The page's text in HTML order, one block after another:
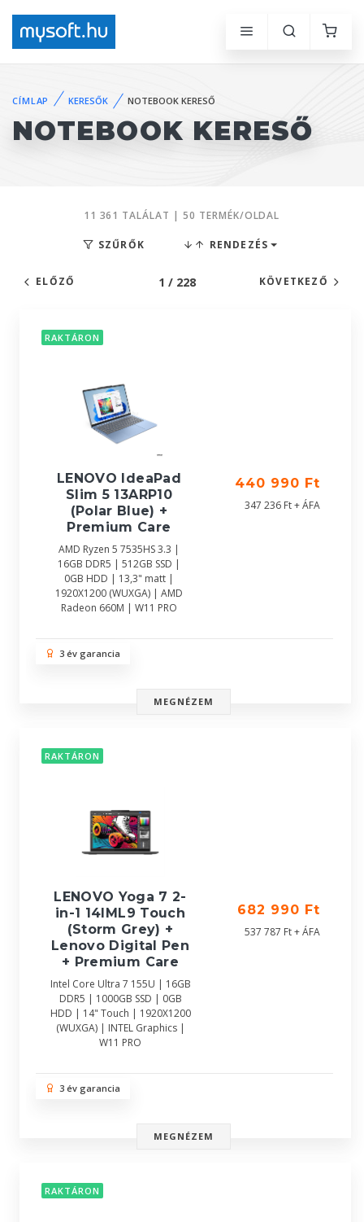
CÍMLAP KERESŐK NOTEBOOK KERESŐ
NOTEBOOK KERESŐ
11 361 TALÁLAT | 50 TERMÉK/OLDAL
SZŰRŐK RENDEZÉS
ELŐZŐ 1 / 228 KÖVETKEZŐ
RAKTÁRON
LENOVO IdeaPad
Slim 5 13ARP10
(Polar Blue) +
Premium Care
AMD Ryzen 5 7535HS 3.3 |
16GB DDR5 | 512GB SSD |
0GB HDD | 13,3" matt |
1920X1200 (WUXGA) | AMD
Radeon 660M | W11 PRO
440 990 Ft
347 236 Ft + ÁFA
3 év garancia
MEGNÉZEM
RAKTÁRON
LENOVO Yoga 7 2-
in-1 14IML9 Touch
(Storm Grey) +
Lenovo Digital Pen
+ Premium Care
Intel Core Ultra 7 155U | 16GB
DDR5 | 1000GB SSD | 0GB
HDD | 14" Touch | 1920X1200
(WUXGA) | INTEL Graphics |
W11 PRO
682 990 Ft
537 787 Ft + ÁFA
3 év garancia
MEGNÉZEM
RAKTÁRON